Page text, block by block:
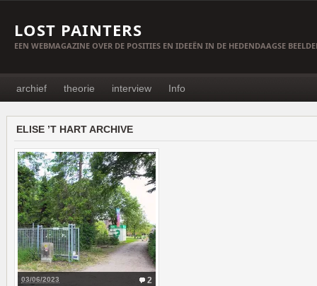
LOST PAINTERS
EEN WEBMAGAZINE OVER DE POSITIES EN IDEEËN IN DE HEDENDAAGSE
archief theorie interview Info
ELISE ’T HART ARCHIVE
2
03/06/2023